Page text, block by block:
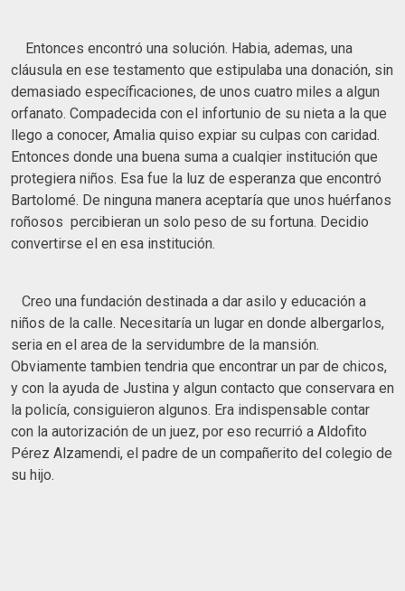
Entonces encontró una solución. Habia, ademas, una
cláusula en ese testamento que estipulaba una donación, sin
demasiado específicaciones, de unos cuatro miles a algun
orfanato. Compadecida con el infortunio de su nieta a la que
llego a conocer, Amalia quiso expiar su culpas con caridad.
Entonces donde una buena suma a cualqier institución que
protegiera niños. Esa fue la luz de esperanza que encontró
Bartolomé. De ninguna manera aceptaría que unos huérfanos
roñosos percibieran un solo peso de su fortuna. Decidio
convertirse el en esa institución.
Creo una fundación destinada a dar asilo y educación a
niños de la calle. Necesitaría un lugar en donde albergarlos,
seria en el area de la servidumbre de la mansión.
Obviamente tambien tendria que encontrar un par de chicos,
y con la ayuda de Justina y algun contacto que conservara en
la policía, consiguieron algunos. Era indispensable contar
con la autorización de un juez, por eso recurrió a Aldofito
Pérez Alzamendi, el padre de un compañerito del colegio de
su hijo.